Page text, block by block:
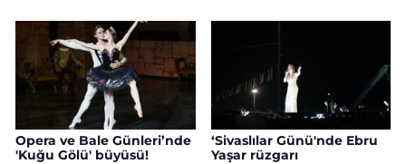
Opera ve Bale Günleri’nde
'Kuğu Gölü' büyüsü!
‘Sivaslılar Günü'nde Ebru
Yaşar rüzgarı